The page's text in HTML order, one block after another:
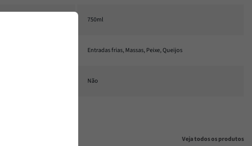
750ml
Entradas frias, Massas, Peixe, Queijos
Não
Veja todos os produtos